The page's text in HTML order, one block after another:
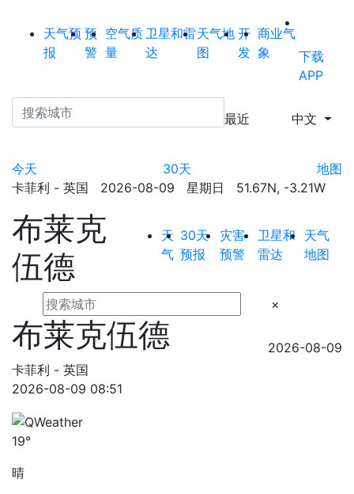
天气预
报
预
警
空气质
量
卫星和雷
达
天气地
图
开
发
商业气
象
下载
APP
最近 中文
今天 30天
地图
卡菲利 - 英国 2026-08-09 星期日 51.67N, -3.21W
布莱克
伍德
天
气
30天
预报
灾害
预警
卫星和
雷达
天气
地图
×
布莱克伍德
卡菲利 - 英国
2026-08-09
2026-08-09 08:51
19°
晴